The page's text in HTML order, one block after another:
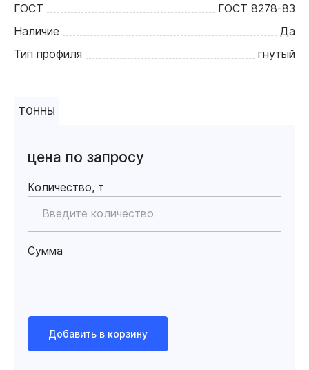
ГОСТ
ГОСТ 8278-83
Наличие
Да
Тип профиля
гнутый
ТОННЫ
цена по запросу
Количество, т
Сумма
Добавить в корзину